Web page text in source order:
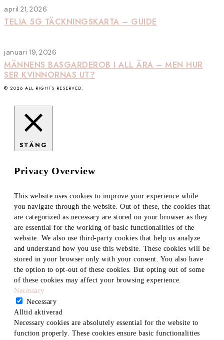
april 21, 2026
TELIA 5G TÄCKNINGSKARTA – GUIDE
januari 19, 2026
MÄNNENS BASGARDEROB I ALL ÄRA – MEN HUR
SER KVINNORNAS UT?
© 2026 ALL RIGHTS RESERVED.
STÄNG
Privacy Overview
This website uses cookies to improve your experience while
you navigate through the website. Out of these, the cookies that
are categorized as necessary are stored on your browser as they
are essential for the working of basic functionalities of the
website. We also use third-party cookies that help us analyze
and understand how you use this website. These cookies will be
stored in your browser only with your consent. You also have
the option to opt-out of these cookies. But opting out of some
of these cookies may affect your browsing experience.
Necessary
Necessary
Alltid aktiverad
Necessary cookies are absolutely essential for the website to
function properly. These cookies ensure basic functionalities